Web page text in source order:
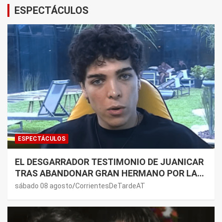
ESPECTÁCULOS
ESPECTÁCULOS
EL DESGARRADOR TESTIMONIO DE JUANICAR
TRAS ABANDONAR GRAN HERMANO POR LA
SALUD DE SU MAMÁ.
sábado 08 agosto CorrientesDeTardeAT